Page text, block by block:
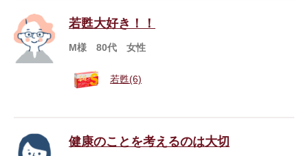
若甦大好き！！
M様 80代 女性
若甦(6)
健康のことを考えるのは大切